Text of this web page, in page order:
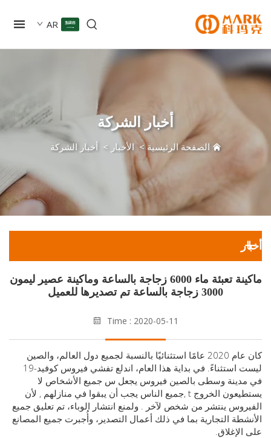
AR
أخبار الشركة
الصفحة الرئيسية>الأخبار >أخبار الشركة
ماكينة تعبئة ماء 6000 زجاجة بالساعة وماكينة عصير ليمون
Time : 2020-05-11
كان عام 2020 عامًا استثنائيًا بالنسبة لجميع دول العالم، والصين
ليست استثناءً. في بداية هذا العام، اندلع تفشي فيروس كوفيد-19
وسطى بالصينفيروس يجعل سجميع الأشخاص لا
الخروجt
,جميع الناس يجب أن يبقوا في منازلهم,لأن
ينتشر من شخص لآخر. ولمنع انتشار الوباء، تم تعليق جميع
التجارية بما في ذلك أعمال التصدير، وأُجبرت جميع المصانع